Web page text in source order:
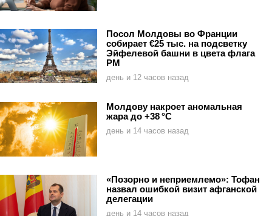
Посол Молдовы во Франции
собирает €25 тыс. на подсветку
Эйфелевой башни в цвета флага
РМ
день и 12 часов назад
Молдову накроет аномальная
жара до +38 °C
день и 14 часов назад
«Позорно и неприемлемо»: Тофан
назвал ошибкой визит афганской
делегации
день и 14 часов назад